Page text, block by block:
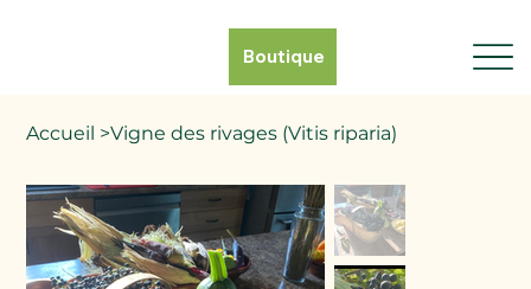
Boutique
Accueil >Vigne des rivages (Vitis riparia)